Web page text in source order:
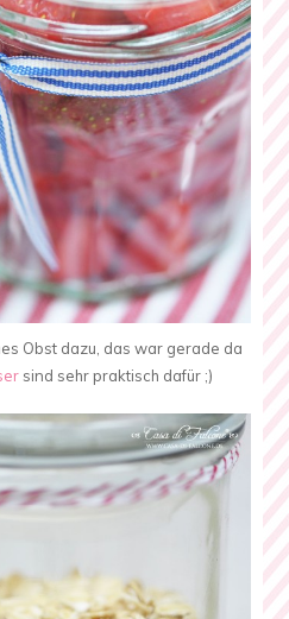
Obst dazu, das war gerade da
sind sehr praktisch dafür ;)